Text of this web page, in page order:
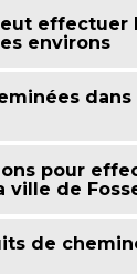
environs
dans
pour
de
de